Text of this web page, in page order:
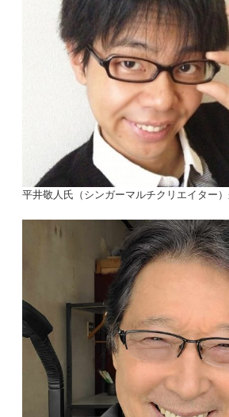
平井敬人氏（シンガーマルチクリエイター）